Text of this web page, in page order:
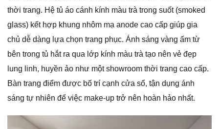
thời trang. Hệ tủ áo cánh kính màu trà trong suốt (smoked
glass) kết hợp khung nhôm mạ anode cao cấp giúp gia
chủ dễ dàng lựa chọn trang phục. Ánh sáng vàng ấm từ
bên trong tủ hắt ra qua lớp kính màu trà tạo nên vẻ đẹp
lung linh, huyền ảo như một showroom thời trang cao cấp.
Bàn trang điểm được bố trí cạnh cửa sổ, tận dụng ánh
sáng tự nhiên để việc make-up trở nên hoàn hảo nhất.